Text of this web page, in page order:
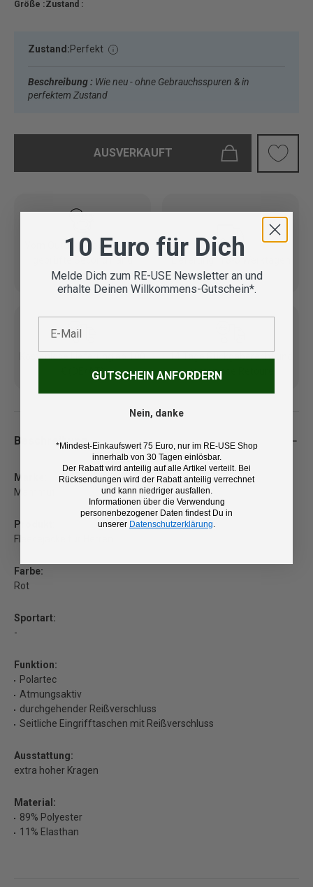
Größe :Zustand :
Zustand:Perfekt
Beschreibung : Wie neu - ohne Gebrauchsspuren & in
perfektem Zustand
AUSVERKAUFT
Vom Outdoor Spezialisten
Artikel
Kostenlose Lieferung ab 100
€ (DE/AT)
14 Tage Rückgaberecht und
kostenlose Retoure
Beschreibung
Marke:
Mammut
Produkt:
Fleecejacke für Herren
Farbe:
Rot
Sportart:
-
Funktion:
Polartec
Atmungsaktiv
durchgehender Reißverschluss
Seitliche Eingrifftaschen mit Reißverschluss
Ausstattung:
extra hoher Kragen
Material:
89% Polyester
11% Elasthan
10 Euro für Dich
Melde Dich zum RE-USE Newsletter an und
erhalte Deinen Willkommens-Gutschein*.
GUTSCHEIN ANFORDERN
Nein, danke
*Mindest-Einkaufswert 75 Euro, nur im RE-USE Shop
innerhalb von 30 Tagen einlösbar.
Der Rabatt wird anteilig auf alle Artikel verteilt. Bei
Rücksendungen wird der Rabatt anteilig verrechnet
und kann niedriger ausfallen.
Informationen über die Verwendung
personenbezogener Daten findest Du in
unserer Datenschutzerklärung